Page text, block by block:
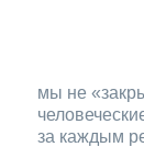
мы не
за каждым